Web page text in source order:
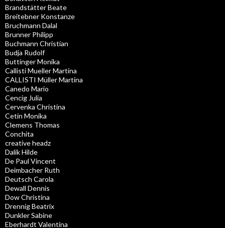
Brandstätter Beate
Breitebner Konstanze
Bruchmann Dalal
Brunner Philipp
Buchmann Christian
Budja Rudolf
Buttinger Monika
Callisti Mueller Martina
CALLISTI Müller Martina
Canedo Mario
Cencig Julia
Cervenka Christina
Cetin Monika
Clemens Thomas
Conchita
creative headz
Dalik Hilde
De Paul Vincent
Deimbacher Ruth
Deutsch Carola
Dewall Dennis
Dow Christina
Drennig Beatrix
Dunkler Sabine
Eberhardt Valentina